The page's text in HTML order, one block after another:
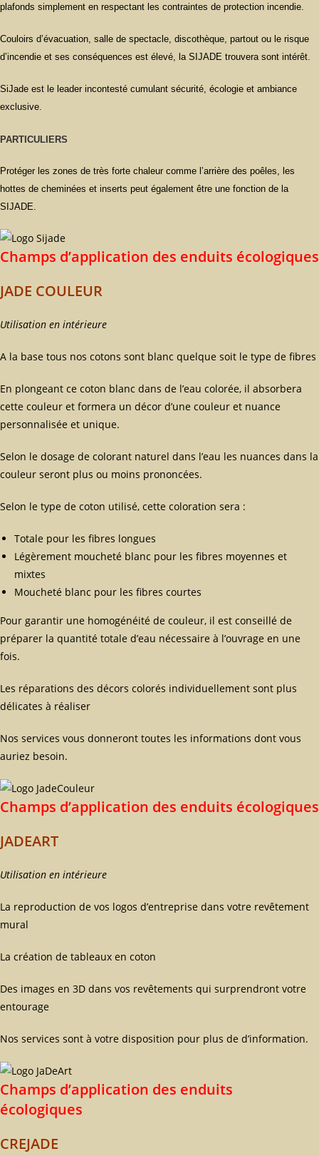
plafonds simplement en respectant les contraintes de protection incendie.
Couloirs d’évacuation, salle de spectacle, discothèque, partout ou le risque
d’incendie et ses conséquences est élevé, la SIJADE trouvera sont intérêt.
SiJade est le leader incontesté cumulant sécurité, écologie et ambiance
exclusive.
PARTICULIERS
Protéger les zones de très forte chaleur comme l’arrière des poêles, les
hottes de cheminées et inserts peut également être une fonction de la
SIJADE.
Champs d’application des enduits écologiques
JADE COULEUR
Utilisation en intérieure
A la base tous nos cotons sont blanc quelque soit le type de fibres
En plongeant ce coton blanc dans de l’eau colorée, il absorbera
cette couleur et formera un décor d’une couleur et nuance
personnalisée et unique.
Selon le dosage de colorant naturel dans l’eau les nuances dans la
couleur seront plus ou moins prononcées.
Selon le type de coton utilisé, cette coloration sera :
Totale pour les fibres longues
Légèrement moucheté blanc pour les fibres moyennes et
mixtes
Moucheté blanc pour les fibres courtes
Pour garantir une homogénéité de couleur, il est conseillé de
préparer la quantité totale d’eau nécessaire à l’ouvrage en une
fois.
Les réparations des décors colorés individuellement sont plus
délicates à réaliser
Nos services vous donneront toutes les informations dont vous
auriez besoin.
Champs d’application des enduits écologiques
JADEART
Utilisation en intérieure
La reproduction de vos logos d’entreprise dans votre revêtement
mural
La création de tableaux en coton
Des images en 3D dans vos revêtements qui surprendront votre
entourage
Nos services sont à votre disposition pour plus de d’information.
Champs d’application des enduits
écologiques
CREJADE